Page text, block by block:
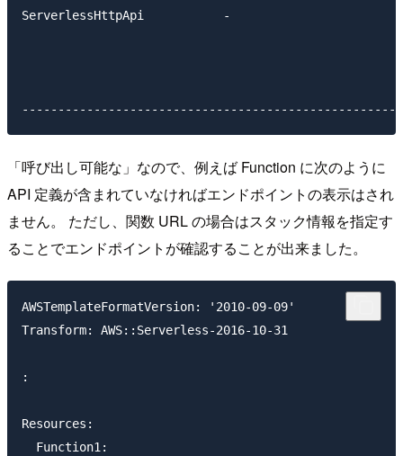
ServerlessHttpApi           -
「呼び出し可能な」なので、例えば Function に次のように
API 定義が含まれていなければエンドポイントの表示はされ
ません。 ただし、関数 URL の場合はスタック情報を指定す
ることでエンドポイントが確認することが出来ました。
AWSTemplateFormatVersion: '2010-09-09'
Transform: AWS::Serverless-2016-10-31
:
Resources:
  Function1: